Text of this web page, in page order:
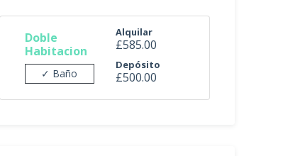
Doble
Habitacion
✓ Baño
Alquilar
£585.00
Depósito
£500.00